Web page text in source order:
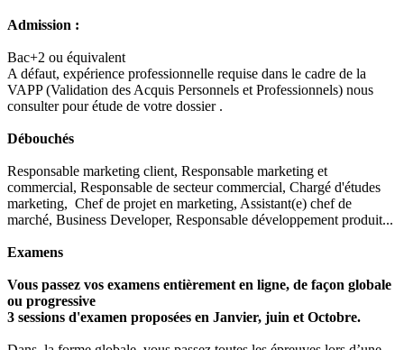
Admission :
Bac+2 ou équivalent
A défaut, expérience professionnelle requise dans le cadre de la
VAPP (Validation des Acquis Personnels et Professionnels) nous
consulter pour étude de votre dossier .
Débouchés
Responsable marketing client, Responsable marketing et
commercial, Responsable de secteur commercial, Chargé d'études
marketing, Chef de projet en marketing, Assistant(e) chef de
marché, Business Developer, Responsable développement produit...
Examens
Vous passez vos examens entièrement en ligne, de façon globale
ou progressive
3 sessions d'examen proposées en Janvier, juin et Octobre.